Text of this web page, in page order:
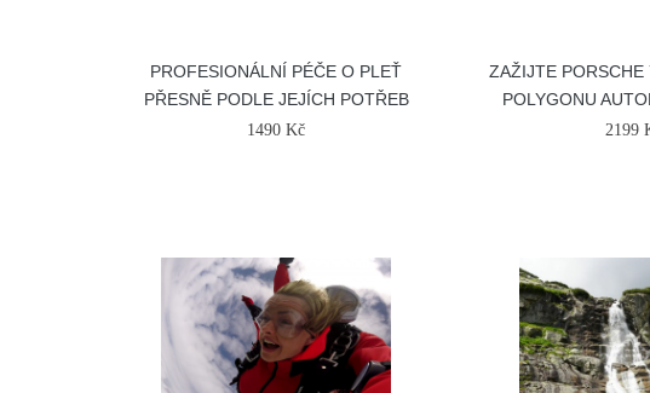
PROFESIONÁLNÍ PÉČE O PLEŤ
PŘESNĚ PODLE JEJÍCH POTŘEB
1490 Kč
ZAŽIJTE PORSCHE
POLYGONU
2199